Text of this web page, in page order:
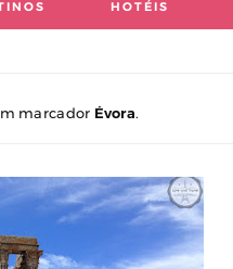
HOTÉIS
marcador Évora.